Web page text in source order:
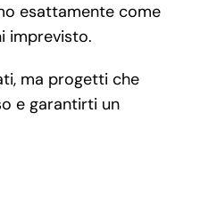
esattamente come
imprevisto.
ma progetti che
e garantirti un